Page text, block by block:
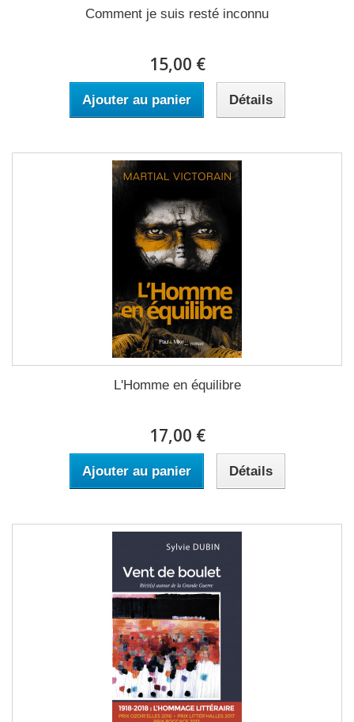
Comment je suis resté inconnu
15,00 €
Ajouter au panier Détails
L'Homme en équilibre
17,00 €
Ajouter au panier Détails